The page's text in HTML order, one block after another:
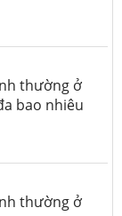
thường ở
bao nhiêu
thường ở